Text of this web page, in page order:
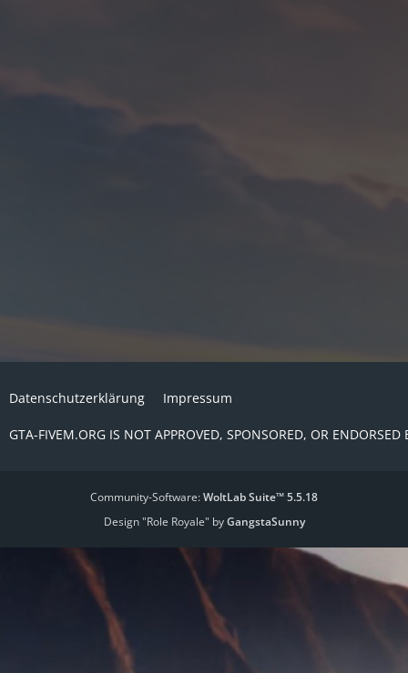
Datenschutzerklärung Impressum
GTA-FIVEM.ORG IS NOT APPROVED, SPONSORED, OR ENDORSED
Community-Software:WoltLab Suite™ 5.5.18
Design "Role Royale" byGangstaSunny